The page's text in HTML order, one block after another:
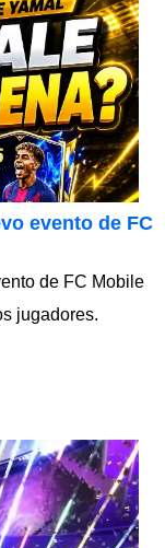
evento de FC
de FC Mobile
jugadores.